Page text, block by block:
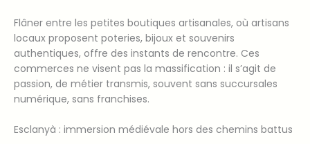
Flâner entre les petites boutiques artisanales, où artisans
locaux proposent poteries, bijoux et souvenirs
authentiques, offre des instants de rencontre. Ces
commerces ne visent pas la massification : il s’agit de
passion, de métier transmis, souvent sans succursales
numérique, sans franchises.
Esclanyà : immersion médiévale hors des chemins battus